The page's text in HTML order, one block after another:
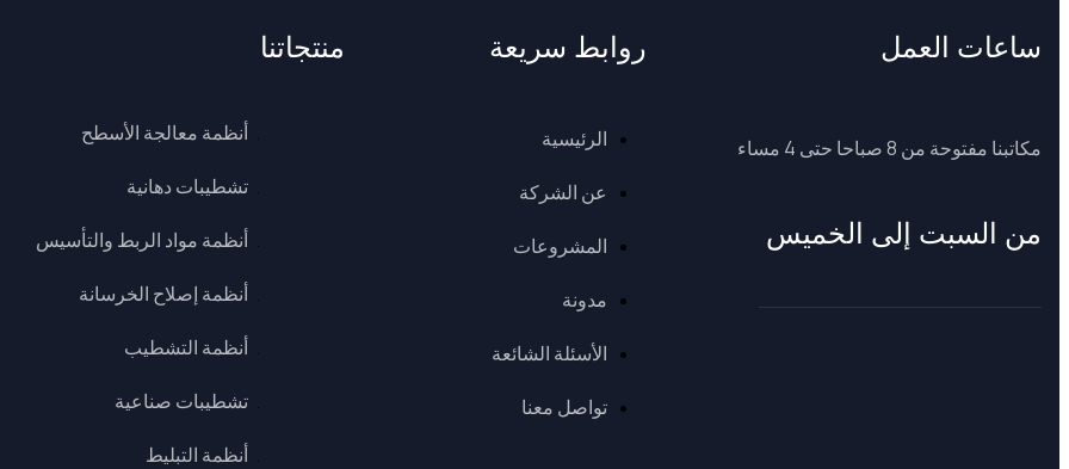
ساعات العمل
مكاتبنا مفتوحة من 8 صباحا حتى 4 مساء
من السبت إلى الخميس
روابط سريعة
الرئيسية
عن الشركة
المشروعات
مدونة
الأسئلة الشائعة
تواصل معنا
منتجاتنا
أنظمة معالجة الأسطح
تشطيبات دهانية
أنظمة مواد الربط والتأسيس
أنظمة إصلاح الخرسانة
أنظمة التشطيب
تشطيبات صناعية
أنظمة التبليط